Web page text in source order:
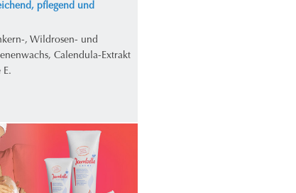
pflegend und
, Wildrosen- und
Calendula-Extrakt
E.